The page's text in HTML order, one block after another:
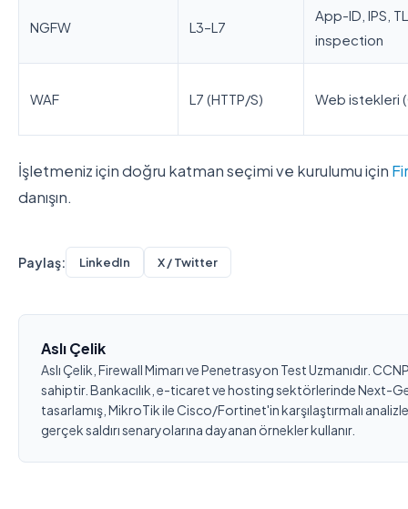
NGFW L3–L7
App-ID, IPS,
inspection
WAF L7 (HTTP/S) Web istekleri
İşletmeniz için doğru katman seçimi ve kurulumu için
danışın.
Paylaş: LinkedIn X / Twitter
Aslı Çelik
Aslı Çelik, Firewall Mimarı ve Penetrasyon Test Uzmanıdır.
sahiptir. Bankacılık, e-ticaret ve hosting sektörlerinde Next-
tasarlamış, MikroTik ile Cisco/Fortinet'in karşılaştırmalı
gerçek saldırı senaryolarına dayanan örnekler kullanır.